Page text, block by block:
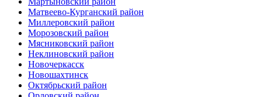
Матвеево-Курганский район
Миллеровский район
Морозовский район
Мясниковский район
Неклиновский район
Новочеркасск
Новошахтинск
Октябрьский район